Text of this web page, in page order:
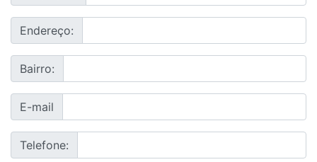
Endereço:
Bairro:
E-mail
Telefone: